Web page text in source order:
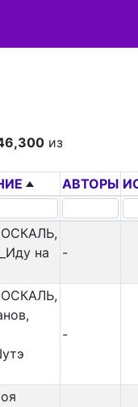
из
АВТОРЫ
на
-
-